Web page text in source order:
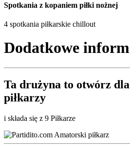
Spotkania z kopaniem piłki nożnej
4 spotkania piłkarskie chillout
Dodatkowe
Ta drużyna to otwórz
piłkarzy
i składa się z 9 Piłkarze